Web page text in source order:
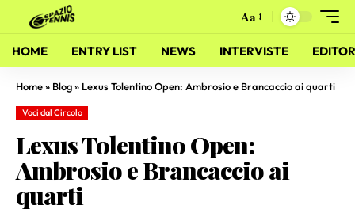
Aa
HOME ENTRY LIST NEWS INTERVISTE
Home» Blog» Lexus Tolentino Open: Ambrosio e Brancaccio ai quarti
Voci dal Circolo
Lexus Tolentino Open:
Ambrosio e Brancaccio ai
quarti